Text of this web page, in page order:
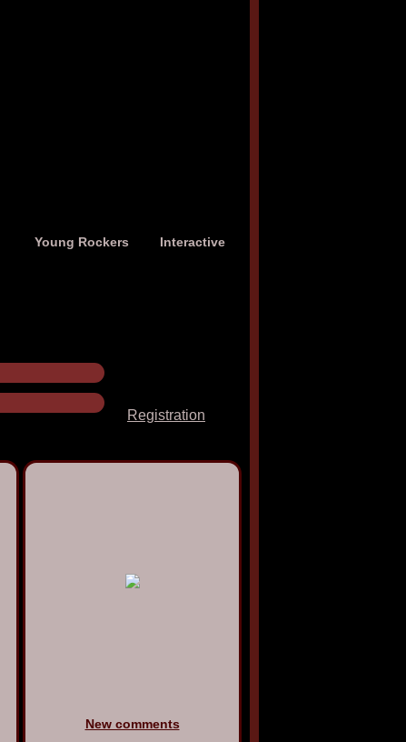
Young Rockers Interactive
Registration
New comments